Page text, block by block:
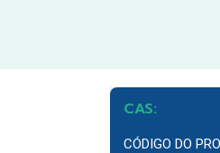
CAS:
CÓDIGO DO